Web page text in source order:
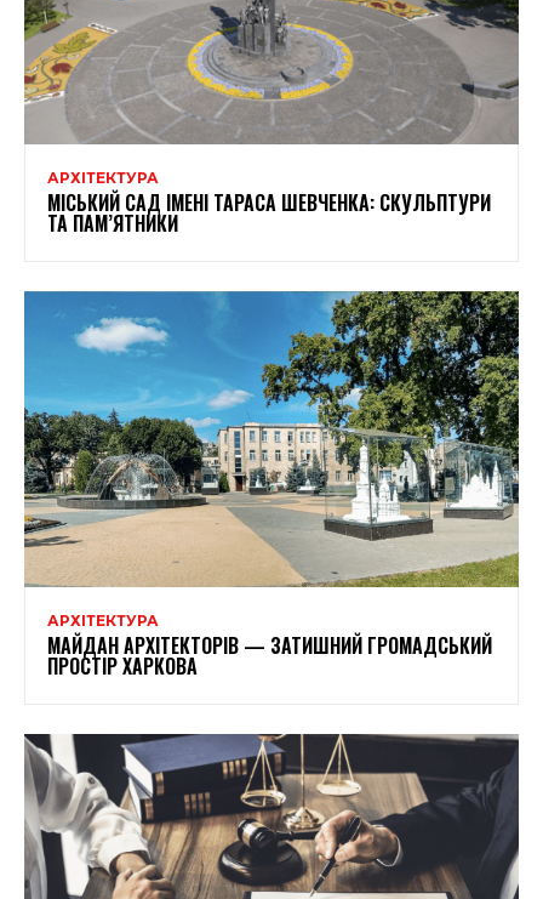
АРХІТЕКТУРА
МІСЬКИЙ САД ІМЕНІ ТАРАСА ШЕВЧЕНКА: СКУЛЬПТУРИ
ТА ПАМ’ЯТНИКИ
АРХІТЕКТУРА
МАЙДАН АРХІТЕКТОРІВ — ЗАТИШНИЙ ГРОМАДСЬКИЙ
ПРОСТІР ХАРКОВА